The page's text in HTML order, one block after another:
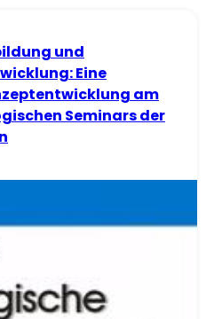
und
Eine
am
Seminars der